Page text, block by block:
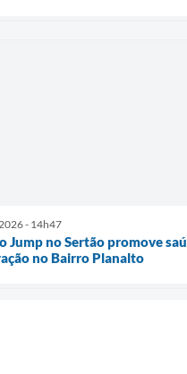
- 14h47
Jump no Sertão promove
no Bairro Planalto